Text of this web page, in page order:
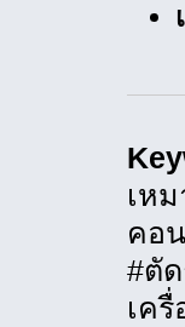
เห
คอ
#ตั
เค